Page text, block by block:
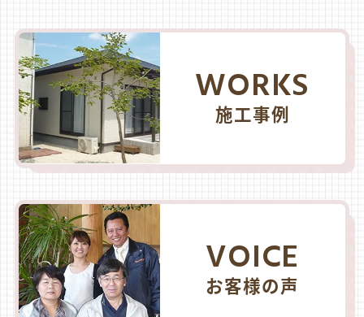
WORKS
施工事例
VOICE
お客様の声